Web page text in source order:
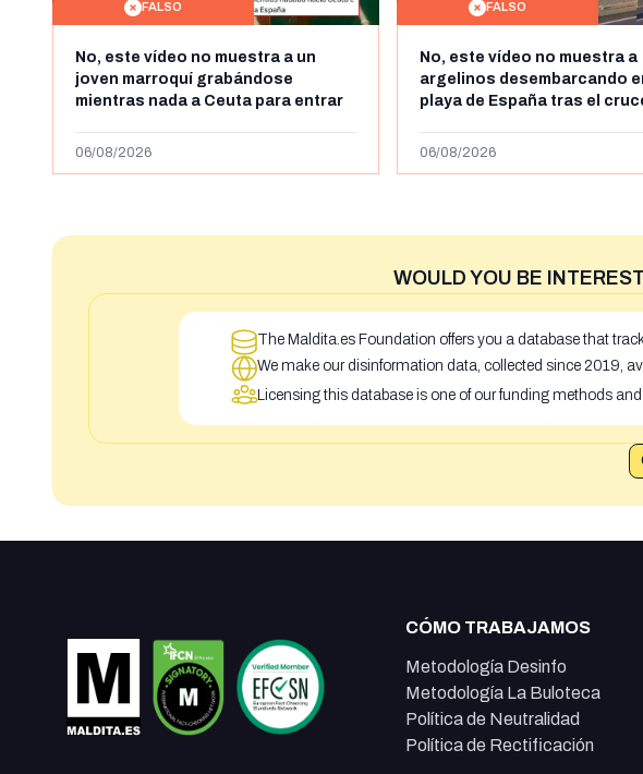
FALSO
No, este vídeo no muestra a un
joven marroquí grabándose
mientras nada a Ceuta para entrar
más de 450km de Ceuta y el autor lo
06/08/2026
FALSO
No, este vídeo no muestra a
argelinos desembarcando
playa de España tras el
de julio de 2026: son
06/08/2026
WOULD YOU BE
The Maldita.es Foundation offers you a database that
We make our disinformation data, collected since 2019,
Licensing this database is one of our funding methods
CÓMO TRABAJAMOS
Metodología Desinfo
Metodología La Buloteca
Política de Neutralidad
Política de Rectificación